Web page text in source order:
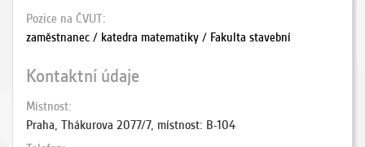
Pozice na ČVUT
zaměstnanec / katedra matematiky / Fakulta stavební
Kontaktní údaje
Místnost
Praha, Thákurova 2077/7, místnost: B-104